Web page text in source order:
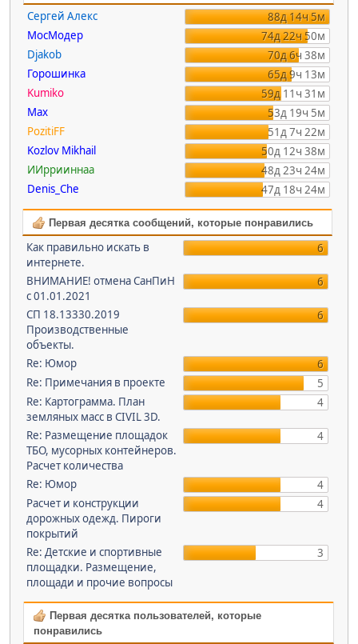
Сергей Алекс
88д 14ч 5м
МосМодер
74д 22ч 50м
Djakob
70д 6ч 38м
Горошинка
65д 9ч 13м
Kumiko
59д 11ч 31м
Max
53д 19ч 5м
PozitiFF
51д 7ч 22м
Kozlov Mikhail
50д 12ч 38м
ИИррииннаа
48д 23ч 24м
Denis_Che
47д 18ч 24м
Первая десятка сообщений, которые понравились
Как правильно искать в
интернете.
6
ВНИМАНИЕ! отмена СанПиН
с 01.01.2021
6
СП 18.13330.2019
Производственные
объекты.
6
Re: Юмор
6
Re: Примечания в проекте
5
Re: Картограмма. План
земляных масс в CIVIL 3D.
4
Re: Размещение площадок
ТБО, мусорных контейнеров.
Расчет количества
4
Re: Юмор
4
Расчет и конструкции
дорожных одежд. Пироги
покрытий
4
Re: Детские и спортивные
площадки. Размещение,
площади и прочие вопросы
3
Первая десятка пользователей, которые
понравились